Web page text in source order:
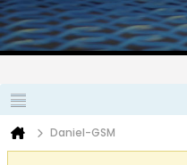
Daniel-GSM